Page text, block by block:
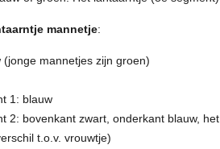
mannetje:
(jonge mannetjes zijn groen)
1: blauw
2: bovenkant zwart, onderkant blauw,
t.o.v. vrouwtje)